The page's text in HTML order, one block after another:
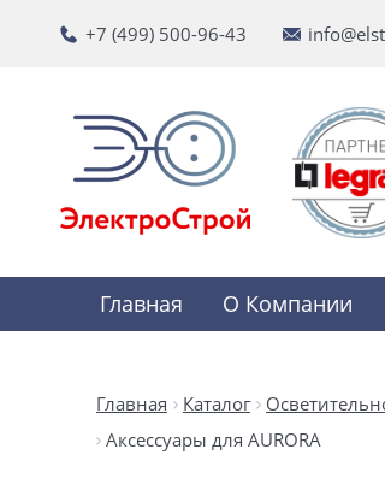
+7 (499) 500-96-43
Главная О Компании
Главная Каталог
Аксессуары для AURORA